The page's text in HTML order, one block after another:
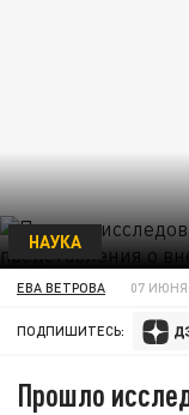
НАУКА
ЕВА ВЕТРОВА 07 ИЮНЯ
ПОДПИШИТЕСЬ:
Прошло